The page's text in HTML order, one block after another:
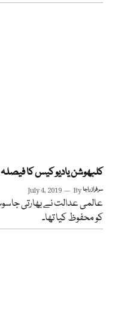
کلبھوشن یادیو کیس کا فیصلہ 17 جولائی کو سنایا جائے گا
July 4, 2019 Byسرفراز راجا
کو محفوظ کیا تھا۔